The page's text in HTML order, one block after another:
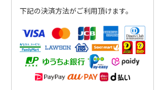
下記の決済方法がご利用頂けます。